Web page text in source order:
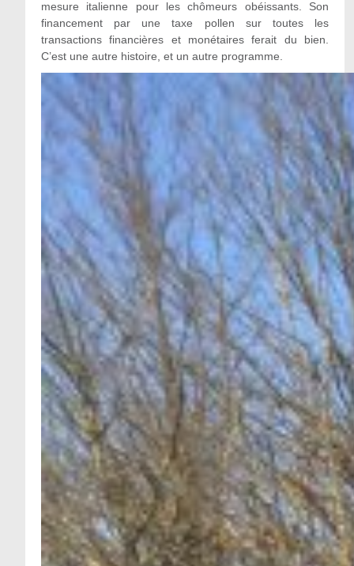
mesure italienne pour les chômeurs obéissants. Son
financement par une taxe pollen sur toutes les
transactions financières et monétaires ferait du bien.
C’est une autre histoire, et un autre programme.